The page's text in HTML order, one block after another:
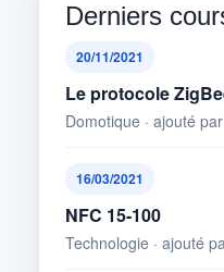
Derniers
20/11/2021
Le protocole
Domotique · ajouté
16/03/2021
NFC 15-100
Technologie · ajouté